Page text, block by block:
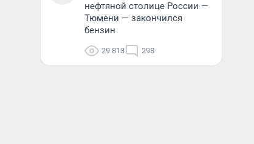
нефтяной столице России —
Тюмени — закончился
бензин
29 813 298